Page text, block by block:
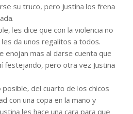
su truco, pero Justina los frena
les dice que con la violencia no
les da unos regalitos a todos.
enojan mas al darse cuenta que
festejando, pero otra vez Justina
del cuarto de los chicos
con una copa en la mano y
les hace una cara para que